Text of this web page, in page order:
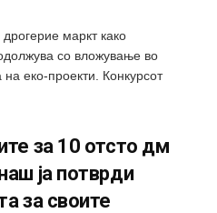
маркт како
со вложување во
еко-проекти. Конкурсот
за 10 отсто дм
ја потврди
за своите